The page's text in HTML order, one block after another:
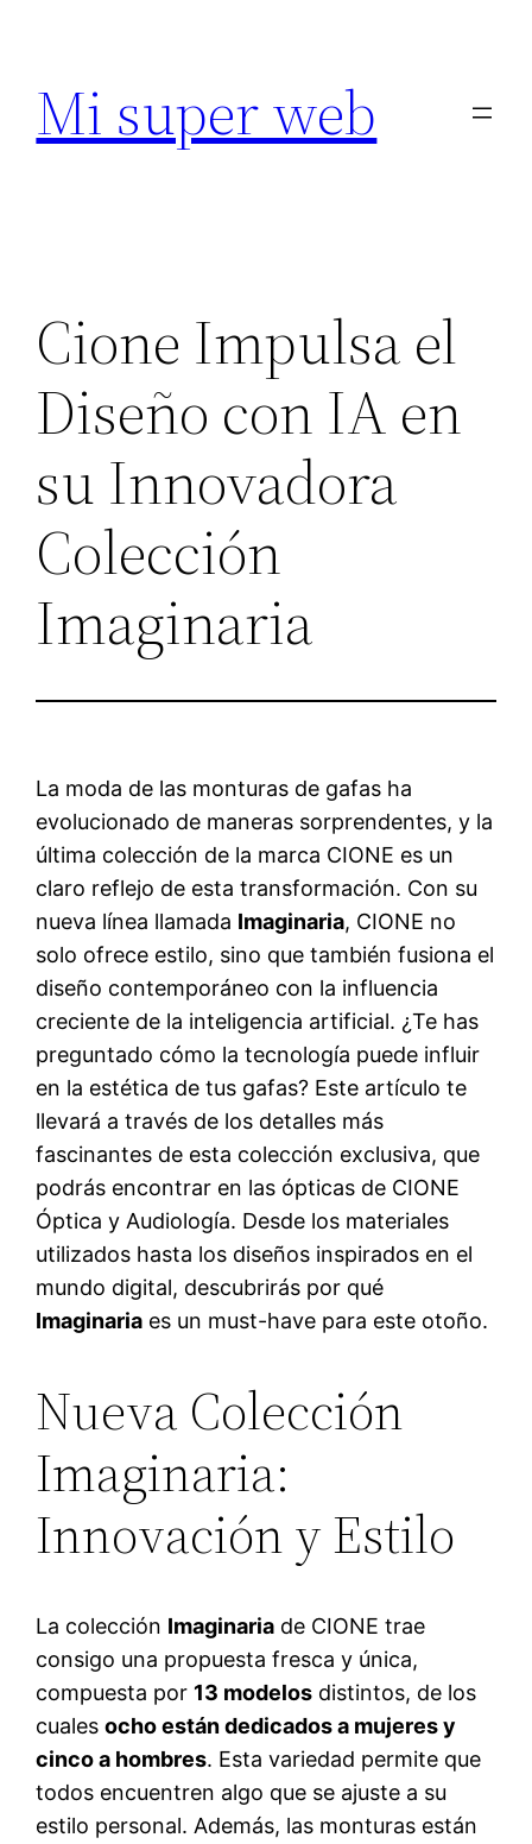
contenido
Mi super web
Cione Impulsa el
Diseño con IA en
su Innovadora
Colección
Imaginaria
La moda de las monturas de gafas ha
evolucionado de maneras sorprendentes, y la
última colección de la marca CIONE es un
claro reflejo de esta transformación. Con su
nueva línea llamada Imaginaria, CIONE no
solo ofrece estilo, sino que también fusiona el
diseño contemporáneo con la influencia
creciente de la inteligencia artificial. ¿Te has
preguntado cómo la tecnología puede influir
en la estética de tus gafas? Este artículo te
llevará a través de los detalles más
fascinantes de esta colección exclusiva, que
podrás encontrar en las ópticas de CIONE
Óptica y Audiología. Desde los materiales
utilizados hasta los diseños inspirados en el
mundo digital, descubrirás por qué
Imaginaria es un must-have para este otoño.
Nueva Colección
Imaginaria:
Innovación y Estilo
La colección Imaginaria de CIONE trae
consigo una propuesta fresca y única,
compuesta por 13 modelos distintos, de los
cualesocho están dedicados a mujeres y
cinco a hombres. Esta variedad permite que
todos encuentren algo que se ajuste a su
estilo personal. Además, las monturas están